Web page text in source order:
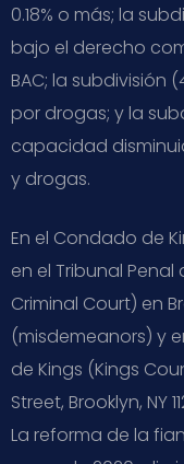
0.18% o más; la
bajo el derecho
BAC; la
por drogas; y la
capacidad
y drogas.
En el Condado de
en el Tribunal Penal
Criminal Court) en
(misdemeanors) y
de Kings (Kings
Street, Brooklyn, NY
La reforma de la